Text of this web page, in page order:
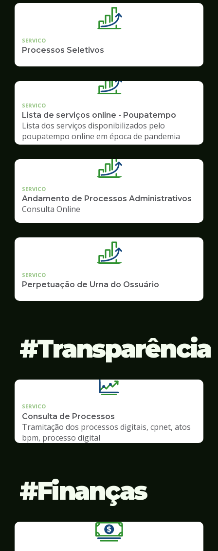
SERVICO
Processos Seletivos
SERVICO
Lista de serviços online - Poupatempo
Lista dos serviços disponibilizados pelo
poupatempo online em época de pandemia
SERVICO
Andamento de Processos Administrativos
Consulta Online
SERVICO
Perpetuação de Urna do Ossuário
Transparência
SERVICO
Consulta de Processos
Tramitação dos processos digitais, cpnet, atos
bpm, processo digital
Finanças